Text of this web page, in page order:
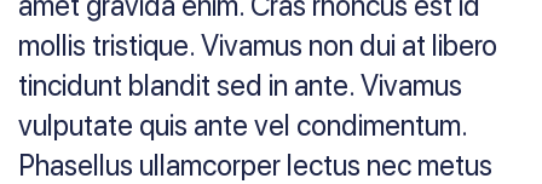
mollis tristique. Vivamus non dui at libero
tincidunt blandit sed in ante. Vivamus
vulputate quis ante vel condimentum.
Phasellus ullamcorper lectus nec metus